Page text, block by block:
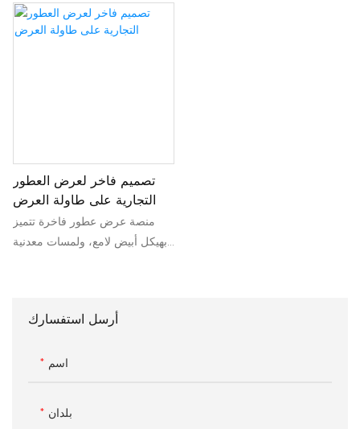
أرسل استفسارك
اسم
بلدان
تصميم فاخر لعرض العطور
التجارية على طاولة العرض
منصة عرض عطور فاخرة تتميز
بهيكل أبيض لامع، ولمسات معدنية
المنتجات ورفع مستوى عرض